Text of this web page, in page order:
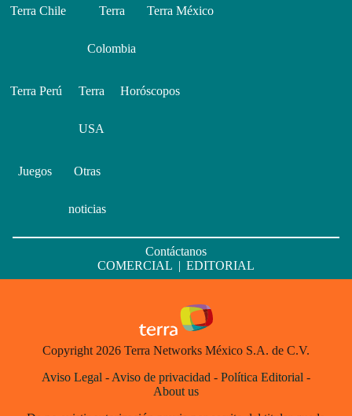
Terra Chile Terra
Colombia
Terra México
Terra Perú Terra
USA
Horóscopos
Juegos Otras
noticias
Contáctanos
COMERCIAL
EDITORIAL
Copyright 2026 Terra Networks México S.A. de C.V.
Aviso Legal - Aviso de privacidad - Política Editorial -
About us